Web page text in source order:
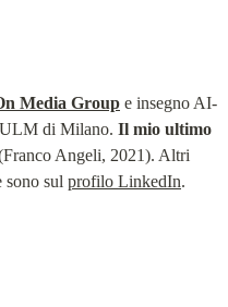
Media Group e insegno AI-
di Milano. Il mio ultimo
Angeli, 2021). Altri
sono sul profilo LinkedIn.